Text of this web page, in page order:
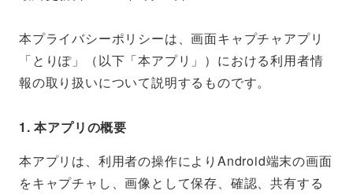
本プライバシーポリシーは、画面キャプチャアプリ
「とりぽ」（以下「本アプリ」）における利用者情
報の取り扱いについて説明するものです。
1. 本アプリの概要
本アプリは、利用者の操作によりAndroid端末の画面
をキャプチャし、画像として保存、確認、共有する